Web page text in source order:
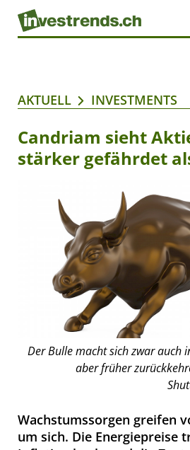
AKTUELL INVESTMENTS
Candriam sieht
stärker gefährdet
Der Bulle macht sich zwar auch
aber früher
Wachstumssorgen greifen
um sich. Die Energiepreise